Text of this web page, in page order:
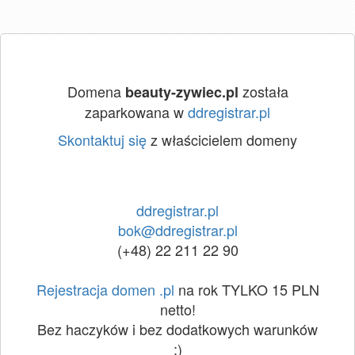
Domena beauty-zywiec.pl została
zaparkowana wddregistrar.pl
Skontaktuj sięz właścicielem domeny
ddregistrar.pl
bok@ddregistrar.pl
(+48) 22 211 22 90
Rejestracja domen .pl na rok TYLKO 15 PLN
netto!
Bez haczyków i bez dodatkowych warunków
:)